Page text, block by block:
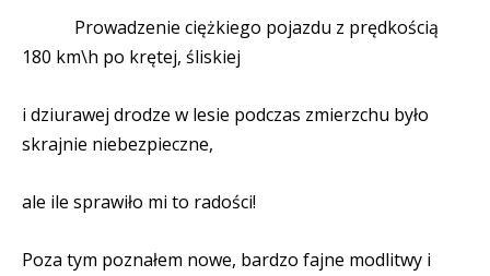
Prowadzenie ciężkiego pojazdu z prędkością
180 km\h po krętej, śliskiej
i dziurawej drodze w lesie podczas zmierzchu było
skrajnie niebezpieczne,
ale ile sprawiło mi to radości!
Poza tym poznałem nowe, bardzo fajne modlitwy i